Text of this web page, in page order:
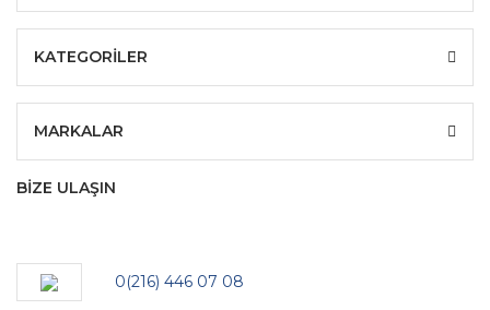
KATEGORİLER
MARKALAR
BİZE ULAŞIN
0(216) 446 07 08